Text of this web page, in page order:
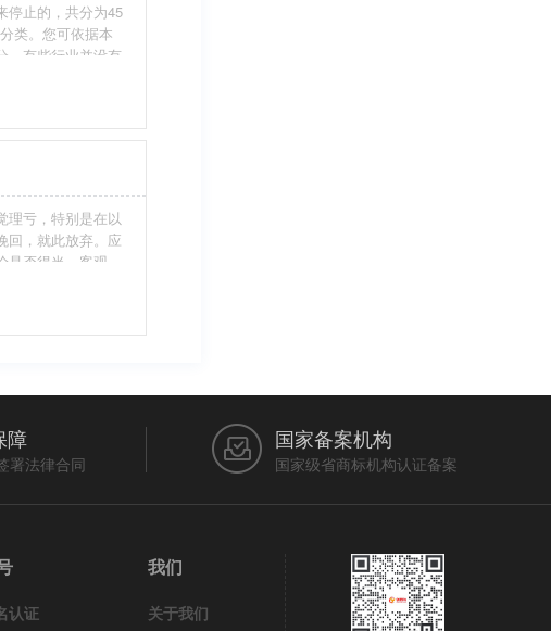
停止的，共分为45
类。您可依据本
，有些行业并没有
就完整包含进
要特别留意，假
理亏，特别是在以
回，就此放弃。应
否得当、客观，
限度的维护自身
的，审查员作出
障
署法律合同
国家备案机构
国家级省商标机构认证备案
认证
我们
关于我们